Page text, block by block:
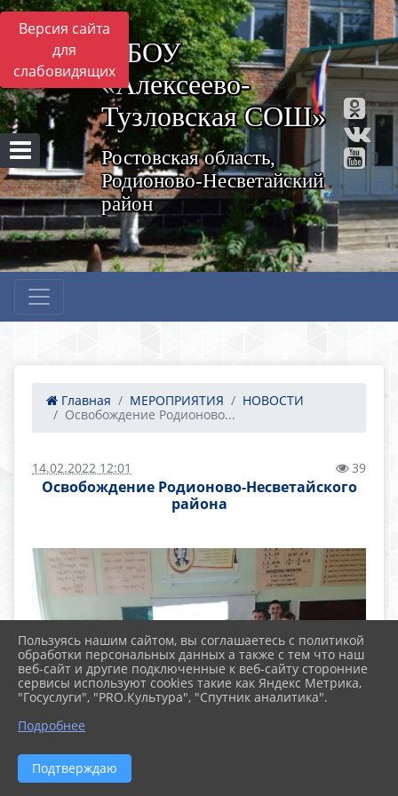
Версия сайта
для
слабовидящих
МБОУ
«Алексеево-
Тузловская СОШ»
Ростовская область,
Родионово-Несветайский
район
Главная МЕРОПРИЯТИЯ
НОВОСТИ
Освобождение Родионово...
14.02.2022 12:01 39
Освобождение Родионово-Несветайского
района
Пользуясь нашим сайтом, вы соглашаетесь с политикой
обработки персональных данных а также с тем что наш
веб-сайт и другие подключенные к веб-сайту сторонние
сервисы используют cookies такие как Яндекс Метрика,
"Госуслуги", "PRO.Культура", "Спутник аналитика".
Подробнее
Подтверждаю